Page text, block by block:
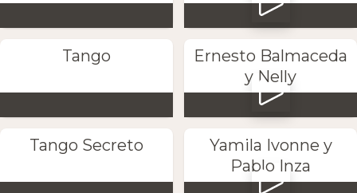
Tango
Ernesto Balmaceda
y Nelly
Tango Secreto
Yamila Ivonne y
Pablo Inza